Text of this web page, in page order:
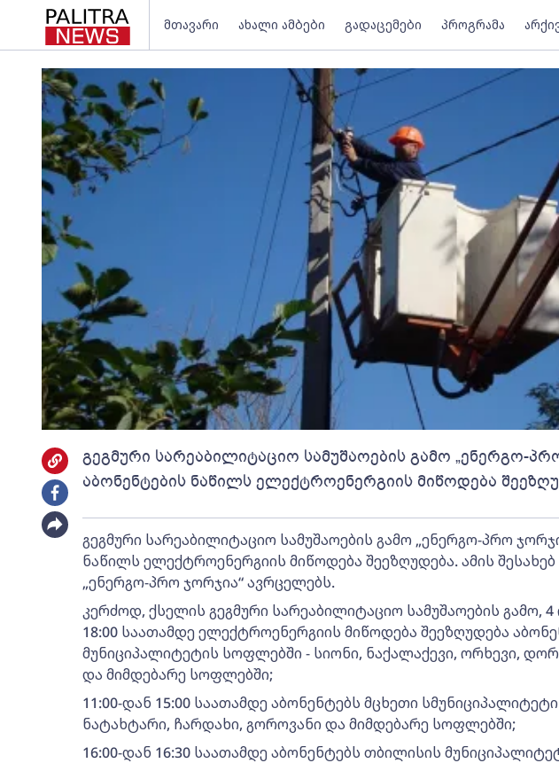
მთავარი ახალი ამბები გადაცემები პროგრამა
გეგმური სარეაბილიტაციო სამუშაოების გამო „ენერგო-
აბონენტების ნაწილს ელექტროენერგიის მიწოდება
გეგმური სარეაბილიტაციო სამუშაოების გამო „ენერგო-პრო
ნაწილს ელექტროენერგიის მიწოდება შეეზღუდება. ამის
„ენერგო-პრო ჯორჯია“ ავრცელებს.
კერძოდ, ქსელის გეგმური სარეაბილიტაციო სამუშაოების გამო, 4
18:00 საათამდე ელექტროენერგიის მიწოდება შეეზღუდება
მუნიციპალიტეტის სოფლებში - სიონი, ნაქალაქევი, ორხევი,
და მიმდებარე სოფლებში;
11:00-დან 15:00 საათამდე აბონენტებს მცხეთი
ნატახტარი, ჩარდახი, გოროვანი და მიმდებარე სოფლებში;
16:00-დან 16:30 საათამდე აბონენტებს თბილისის